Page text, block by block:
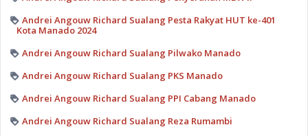
Andrei Angouw Richard Sualang Pesta Rakyat HUT ke-401
Kota Manado 2024
Andrei Angouw Richard Sualang Pilwako Manado
Andrei Angouw Richard Sualang PKS Manado
Andrei Angouw Richard Sualang PPI Cabang Manado
Andrei Angouw Richard Sualang Reza Rumambi